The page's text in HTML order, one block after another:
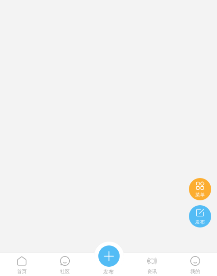

菜单

发布

首页

社区

发布

资讯

我的